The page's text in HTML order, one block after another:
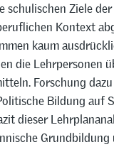
schulischen Ziele
Kontext
kaum
die Lehrpersonen
Forschung
Bildung auf
dieser